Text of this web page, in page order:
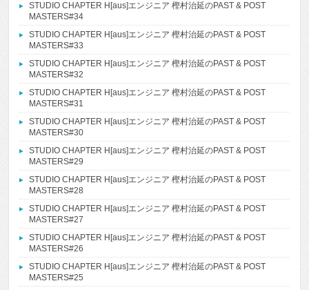
STUDIO CHAPTER H[aus]エンジニア 樫村治延のPAST & POST
MASTERS#34
STUDIO CHAPTER H[aus]エンジニア 樫村治延のPAST & POST
MASTERS#33
STUDIO CHAPTER H[aus]エンジニア 樫村治延のPAST & POST
MASTERS#32
STUDIO CHAPTER H[aus]エンジニア 樫村治延のPAST & POST
MASTERS#31
STUDIO CHAPTER H[aus]エンジニア 樫村治延のPAST & POST
MASTERS#30
STUDIO CHAPTER H[aus]エンジニア 樫村治延のPAST & POST
MASTERS#29
STUDIO CHAPTER H[aus]エンジニア 樫村治延のPAST & POST
MASTERS#28
STUDIO CHAPTER H[aus]エンジニア 樫村治延のPAST & POST
MASTERS#27
STUDIO CHAPTER H[aus]エンジニア 樫村治延のPAST & POST
MASTERS#26
STUDIO CHAPTER H[aus]エンジニア 樫村治延のPAST & POST
MASTERS#25